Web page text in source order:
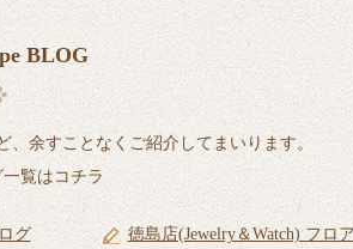
BLOG
、余すことなくご紹介してまいります。
覧はコチラ
グ 徳島店(Jewelry＆Watch) フロ